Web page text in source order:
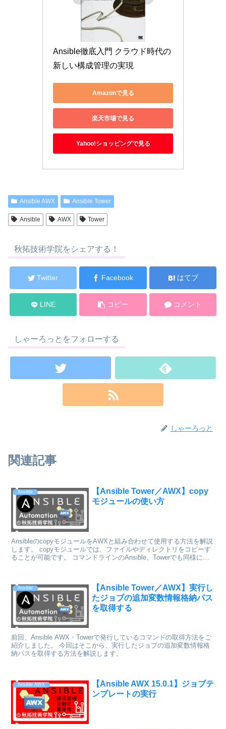
Ansible徹底入門 クラウド時代の
新しい構成管理の実現
Amazonで見る
楽天市場で見る
Yahoo!ショッピングで見る
Ansible AWX Ansible Tower
Ansible AWX Tower
秋拓技術学院をシェアする！
Twitter Facebook はてブ
LINE コピー コメント
しゃーろっとをフォローする
しゃーろっと
関連記事
Ansible
【Ansible Tower／AWX】copy
モジュールの使い方
AnsibleのcopyモジュールをAWXと組み合わせて使用する方法を解説
します。 copyモジュールでは、ファイルやディレクトリをコピーす
ることが可能です。 コマンドラインのAnsible、Towerでも同様に使
Ansible
【Ansible Tower／AWX】実行し
たジョブの追加変数情報格納パス
を取得する
前回、Ansible AWX・Towerで発行しているコマンドの取得方法をご
紹介しました。 今回はそこから、実行したジョブの追加変数情報格
納パスを取得する方法を解説します。
Ansible AWX
【Ansible AWX 15.0.1】ジョブテ
ンプレートの実行